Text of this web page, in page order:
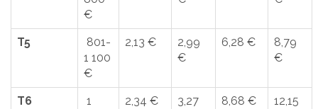
€
T5
801-
1 100
€
2,13 €
2,99
€
6,28 €
8,79
€
T6
1
2,34 €
3,27
8,68 €
12,15